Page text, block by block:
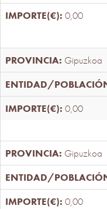
0,00
Gipuzkoa
0,00
Gipuzkoa
0,00